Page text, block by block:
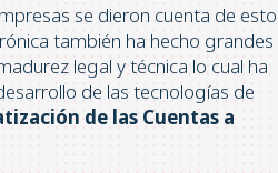
se dieron cuenta de esto
también ha hecho grandes
legal y técnica lo cual ha
de las tecnologías de
de las Cuentas a